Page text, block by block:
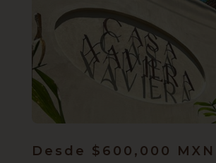
Desde $600,000 MXN